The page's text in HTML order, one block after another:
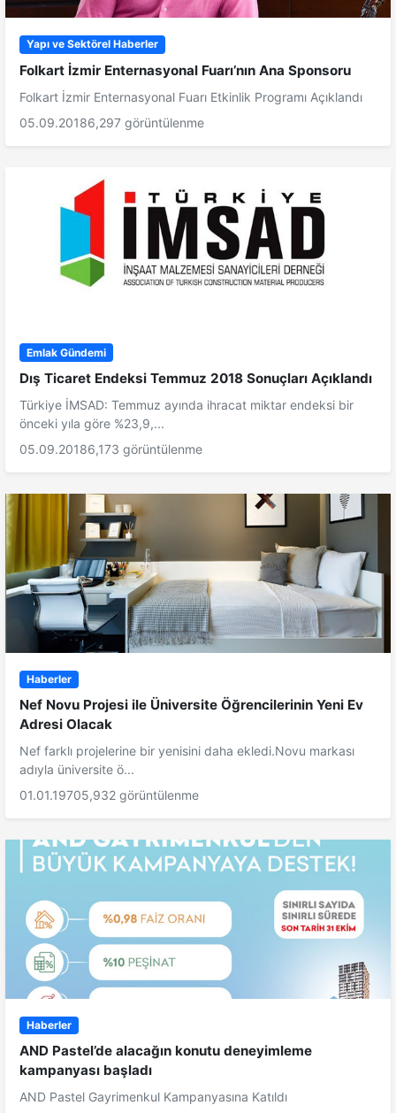
Yapı ve Sektörel Haberler
Folkart İzmir Enternasyonal Fuarı’nın Ana Sponsoru
Folkart İzmir Enternasyonal Fuarı Etkinlik Programı Açıklandı
05.09.20186,297 görüntülenme
Emlak Gündemi
Dış Ticaret Endeksi Temmuz 2018 Sonuçları Açıklandı
Türkiye İMSAD: Temmuz ayında ihracat miktar endeksi bir
önceki yıla göre %23,9,...
05.09.20186,173 görüntülenme
Haberler
Nef Novu Projesi ile Üniversite Öğrencilerinin Yeni Ev
Adresi Olacak
Nef farklı projelerine bir yenisini daha ekledi.Novu markası
adıyla üniversite ö...
01.01.19705,932 görüntülenme
Haberler
AND Pastel’de alacağın konutu deneyimleme
kampanyası başladı
AND Pastel Gayrimenkul Kampanyasına Katıldı